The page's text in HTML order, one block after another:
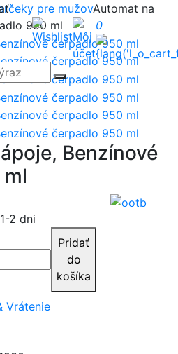
0
pre mužovAutomat na
950 ml
Benzínové
2 dni
Pridať
do
košíka
Vrátenie